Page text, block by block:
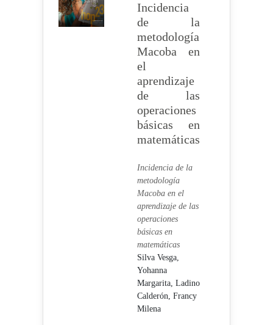
Incidencia
de la
metodología
Macoba en
el
aprendizaje
de las
operaciones
básicas en
matemáticas
Incidencia de la
metodología
Macoba en el
aprendizaje de las
operaciones
básicas en
matemáticas
Silva Vesga,
Yohanna
Margarita, Ladino
Calderón, Francy
Milena